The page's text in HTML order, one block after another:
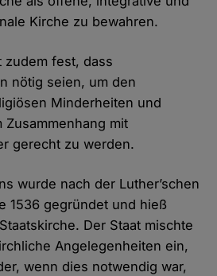
Kirche zu bewahren.
zudem fest, dass
nötig seien, um den
Minderheiten und
mit
gerecht zu werden.
wurde nach der Luther’schen
1536 gegründet und hieß
Der Staat mischte
Angelegenheiten ein,
wenn dies notwendig war,